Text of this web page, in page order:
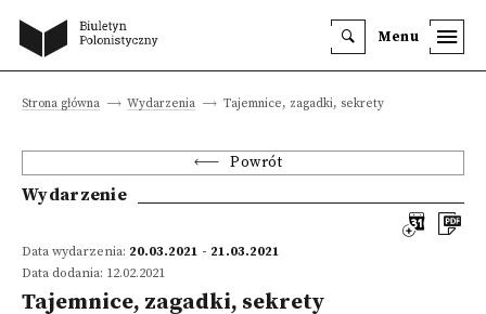
Menu
Strona główna Wydarzenia Tajemnice, zagadki, sekrety
Powrót
Wydarzenie
Data wydarzenia: 20.03.2021 - 21.03.2021
Data dodania: 12.02.2021
Tajemnice, zagadki, sekrety